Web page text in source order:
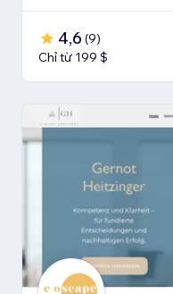
4,6 (9)
Chỉ từ 199 $